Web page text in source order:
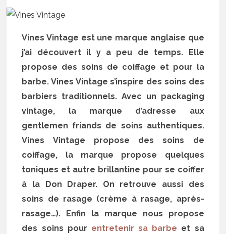
Vines Vintage est une marque anglaise que
j’ai découvert il y a peu de temps. Elle
propose des soins de coiffage et pour la
barbe. Vines Vintage s’inspire des soins des
barbiers traditionnels. Avec un packaging
vintage, la marque d’adresse aux
gentlemen friands de soins authentiques.
Vines Vintage propose des soins de
coiffage, la marque propose quelques
toniques et autre brillantine pour se coiffer
à la Don Draper. On retrouve aussi des
soins de rasage (crème à rasage, après-
rasage…). Enfin la marque nous propose
des soins pour entretenir sa barbe et sa